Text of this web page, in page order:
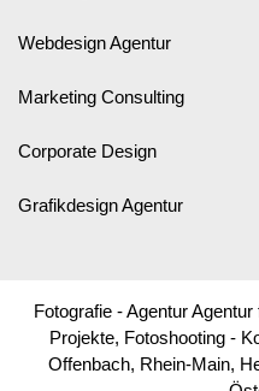
Webdesign Agentur
Marketing Consulting
Corporate Design
Grafikdesign Agentur
Fotografie - Agentur
Projekte, Fotoshooting -
Offenbach, Rhein-Main,